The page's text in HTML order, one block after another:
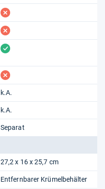
fehlt
fehlt
vorhanden
fehlt
k.A.
k.A.
Separat
27,2 x 16 x 25,7 cm
Entfernbarer Krümelbehälter